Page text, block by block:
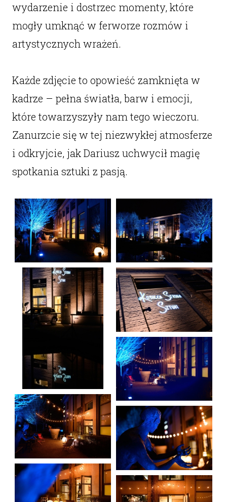
wydarzenie i dostrzec momenty, które
mogły umknąć w ferworze rozmów i
artystycznych wrażeń.
Każde zdjęcie to opowieść zamknięta w
kadrze – pełna światła, barw i emocji,
które towarzyszyły nam tego wieczoru.
Zanurzcie się w tej niezwykłej atmosferze
i odkryjcie, jak Dariusz uchwycił magię
spotkania sztuki z pasją.